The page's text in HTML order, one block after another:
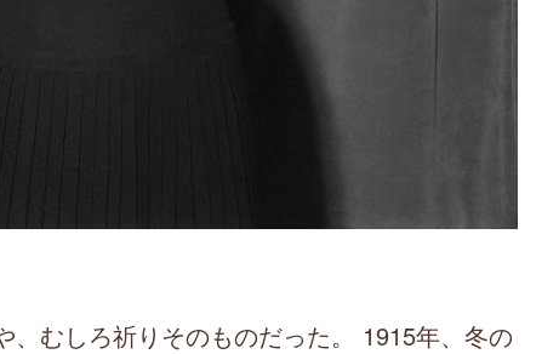
むしろ祈りそのものだった。 1915年、冬の